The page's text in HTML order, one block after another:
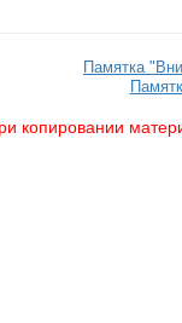
Памятка
копировании